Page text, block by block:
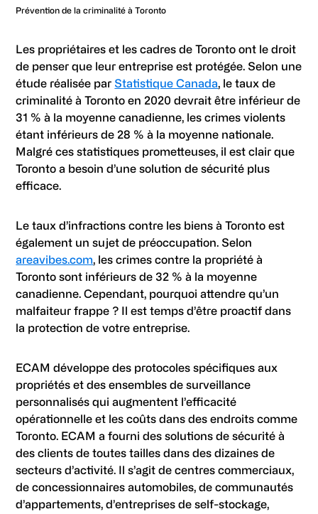
Prévention de la criminalité à Toronto
Les propriétaires et les cadres de Toronto ont le droit
de penser que leur entreprise est protégée. Selon une
étude réalisée par Statistique Canada, le taux de
criminalité à Toronto en 2020 devrait être inférieur de
31 % à la moyenne canadienne, les crimes violents
étant inférieurs de 28 % à la moyenne nationale.
Malgré ces statistiques prometteuses, il est clair que
Toronto a besoin d’une solution de sécurité plus
efficace.
Le taux d’infractions contre les biens à Toronto est
également un sujet de préoccupation. Selon
areavibes.com, les crimes contre la propriété à
Toronto sont inférieurs de 32 % à la moyenne
canadienne. Cependant, pourquoi attendre qu’un
malfaiteur frappe ? Il est temps d’être proactif dans
la protection de votre entreprise.
ECAM développe des protocoles spécifiques aux
propriétés et des ensembles de surveillance
personnalisés qui augmentent l’efficacité
opérationnelle et les coûts dans des endroits comme
Toronto. ECAM a fourni des solutions de sécurité à
des clients de toutes tailles dans des dizaines de
secteurs d’activité. Il s’agit de centres commerciaux,
de concessionnaires automobiles, de communautés
d’appartements, d’entreprises de self-stockage,